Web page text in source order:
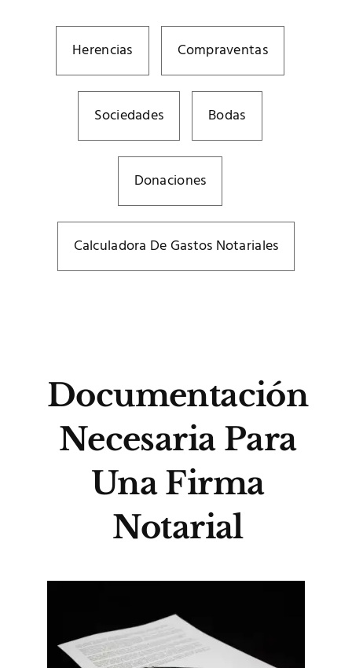
Herencias Compraventas
Sociedades Bodas
Donaciones
Calculadora De Gastos Notariales
Documentación
Necesaria Para
Una Firma
Notarial